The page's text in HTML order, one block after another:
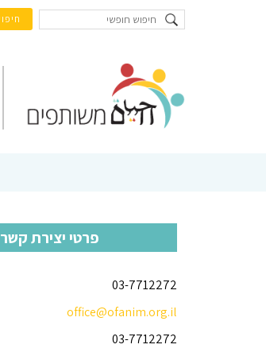
פרטי יצירת קשר
03-7712272
office@ofanim.org.il
03-7712272